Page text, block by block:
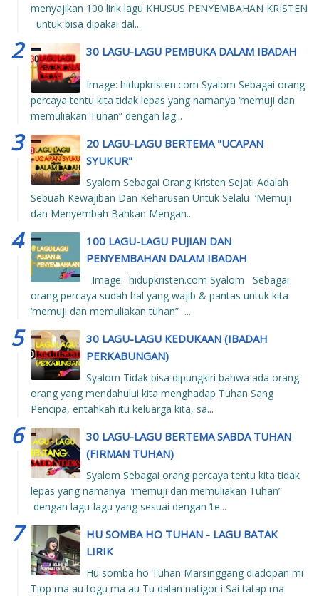
menyajikan 100 lirik lagu KHUSUS PENYEMBAHAN KRISTEN
untuk bisa dipakai dal...
30 LAGU-LAGU PEMBUKA DALAM IBADAH
Image: hidupkristen.com Syalom Sebagai orang
percaya tentu kita tidak lepas yang namanya ‘memuji dan
memuliakan Tuhan” dengan lag...
20 LAGU-LAGU BERTEMA "UCAPAN
SYUKUR"
Syalom Sebagai Orang Kristen Sejati Adalah
Sebuah Kewajiban Dan Keharusan Untuk Selalu ‘Memuji
dan Menyembah Bahkan Mengan...
100 LAGU-LAGU PUJIAN DAN
PENYEMBAHAN DALAM IBADAH
Image: hidupkristen.com Syalom Sebagai
orang percaya sudah hal yang wajib & pantas untuk kita
‘memuji dan memuliakan tuhan” ...
30 LAGU-LAGU KEDUKAAN (IBADAH
PERKABUNGAN)
Syalom Tidak bisa dipungkiri bahwa ada orang-
orang yang mendahului kita menghadap Tuhan Sang
Pencipa, entahkah itu keluarga kita, sa...
30 LAGU-LAGU BERTEMA SABDA TUHAN
(FIRMAN TUHAN)
Syalom Sebagai orang percaya tentu kita tidak
lepas yang namanya ‘memuji dan memuliakan Tuhan”
dengan lagu-lagu yang sesuai dengan ‘te...
HU SOMBA HO TUHAN - LAGU BATAK
LIRIK
Hu somba ho Tuhan Marsinggang diadopan mi
Tiop ma au togu ma au Tu dalan natigor i Sai tatap ma